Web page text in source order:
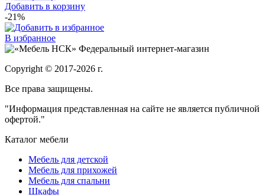
Добавить в корзину
-21%
В избранное
Федеральный интернет-магазин
Copyright © 2017-2026 г.
Все права защищены.
"Информация представленная на сайте не является публичной
офертой."
Каталог мебели
Мебель для детской
Мебель для прихожей
Мебель для спальни
Шкафы